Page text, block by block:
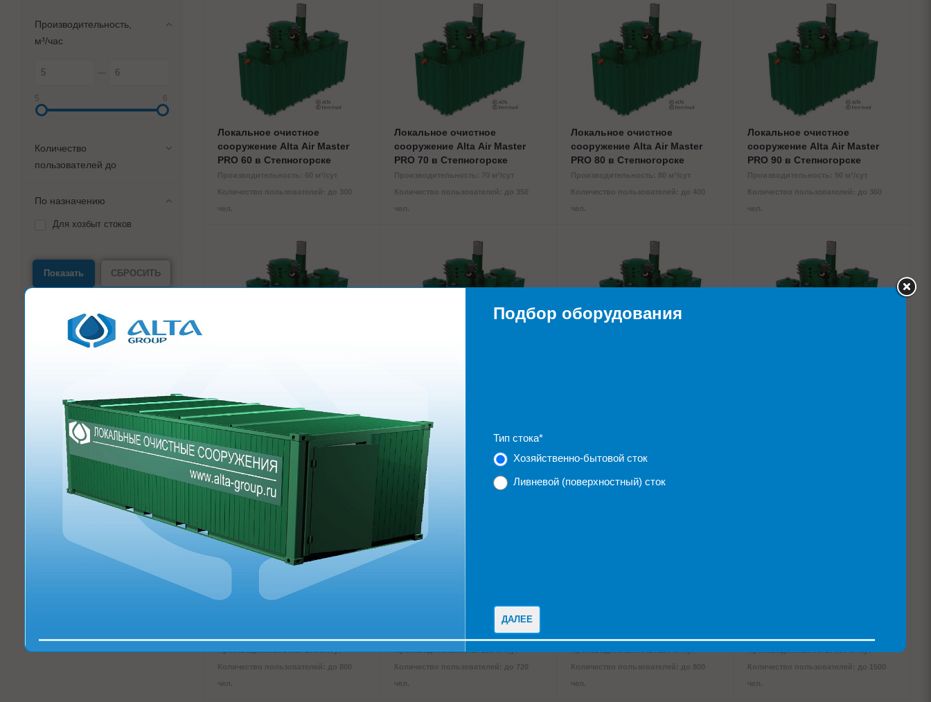
Локальное очистное
сооружение Alta Air Master
PRO 60 в Степногорске
Производительность: 60 м³/сут
Количество пользователей: до 300
чел.
Локальное очистное
сооружение Alta Air Master
PRO 70 в Степногорске
Производительность: 70 м³/сут
Количество пользователей: до 350
чел.
Локальное очистное
сооружение Alta Air Master
PRO 80 в Степногорске
Производительность: 80 м³/сут
Количество пользователей: до 400
чел.
Локальное очистное
сооружение Alta Air Master
PRO 90 в Степногорске
Производительность: 90 м³/сут
Количество пользователей: до 360
чел.
PRO 100 в Степногорске
Производительность: 100 м³/сут
Количество пользователей: до 400
чел.
Количество пользователей: до 600
чел.
Производительность: 160 м³/сут
Количество пользователей: до 800
чел.
Локальное очистное
сооружение Alta Air Master
PRO 180 в Степногорске
Производительность: 180 м³/сут
Количество пользователей: до 720
чел.
Количество пользователей: до 800
чел.
Количество пользователей: до 1500
чел.
Производительность,
м³/час
5 6
Количество
пользователей до
По назначению
Для хозбыт стоков
СБРОСИТЬ
Подбор оборудования
Тип стока*
Хозяйственно-бытовой сток
Ливневой (поверхностный) сток
ДАЛЕЕ